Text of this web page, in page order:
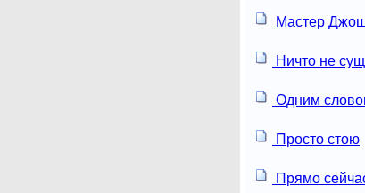
Мастер
Ничто не
Одним
Просто стою
Прямо